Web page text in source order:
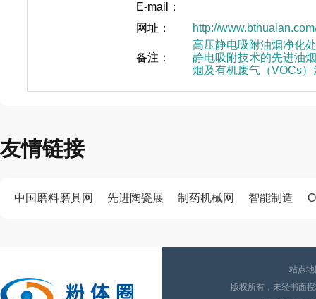
E-mail：
网址：
http://
备注：
高压静电吸附油烟净化
静电吸附技术的先进油
烟及有机废气（VOCs）
友情链接
中国磨料磨具网 先进陶瓷展 制药机械网 智能制造
站点
版权所有，未经书面